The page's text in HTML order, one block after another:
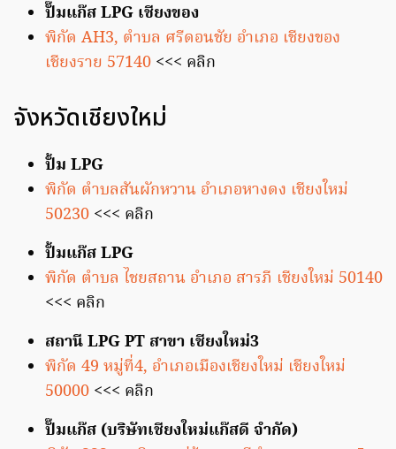
ปั๊มแก๊ส LPG เชียงของ
พิกัด AH3, ตำบล ศรีดอนชัย อำเภอ เชียงของ
เชียงราย 57140 <<< คลิก
จังหวัดเชียงใหม่
ปั้ม LPG
พิกัด ตำบลสันผักหวาน อำเภอหางดง เชียงใหม่
50230 <<< คลิก
ปั้มแก๊ส LPG
พิกัด ตำบล ไชยสถาน อำเภอ สารภี เชียงใหม่ 50140
<<< คลิก
สถานี LPG PT สาขา เชียงใหม่3
พิกัด 49 หมู่ที่4, อำเภอเมืองเชียงใหม่ เชียงใหม่
50000 <<< คลิก
ปั๊มแก๊ส (บริษัทเชียงใหม่แก๊สดี จำกัด)